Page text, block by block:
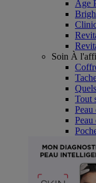
Age
Soin À
Tout
Peau
Peau